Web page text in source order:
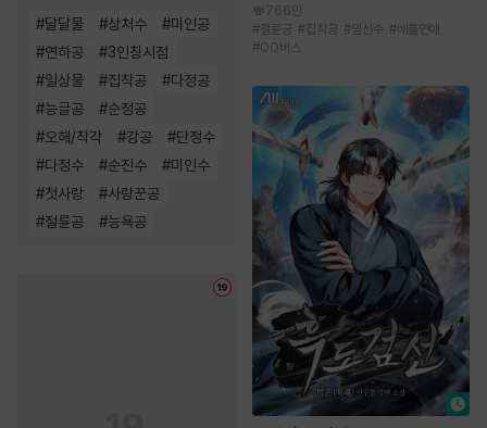
#달달물 #상처수 #미인공
#연하공 #3인칭시점
#일상물 #집착공 #다정공
#능글공 #순정공
#오해/착각 #강공 #단정수
#다정수 #순진수 #미인수
#첫사랑 #사랑꾼공
#절륜공 #능욕공
766만
#절륜공 #집착공 #임신수 #배틀연애
#OO버스